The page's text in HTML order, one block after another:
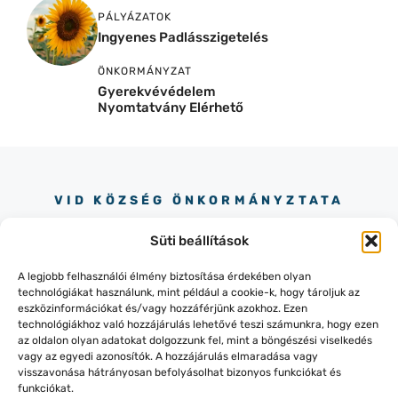
Süti beállítások
A legjobb felhasználói élmény biztosítása érdekében olyan
technológiákat használunk, mint például a cookie-k, hogy tároljuk az
eszközinformációkat és/vagy hozzáférjünk azokhoz. Ezen
technológiákhoz való hozzájárulás lehetővé teszi számunkra, hogy ezen
az oldalon olyan adatokat dolgozzunk fel, mint a böngészési viselkedés
vagy az egyedi azonosítók. A hozzájárulás elmaradása vagy
visszavonása hátrányosan befolyásolhat bizonyos funkciókat és
funkciókat.
PÁLYÁZATOK
Ingyenes Padlásszigetelés
ÖNKORMÁNYZAT
Gyerekvévédelem
Nyomtatvány Elérhető
VID KÖZSÉG ÖNKORMÁNYZTATA
+36 30 245 73 90
8484 VID, SZÉCHENYI TÉR 14.